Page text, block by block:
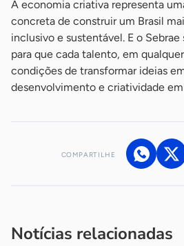
A economia criativa representa
concreta de construir um Brasil
inclusivo e sustentável. E o
para que cada talento, em
condições de transformar ideias
desenvolvimento e criatividade
COMPARTILHE
Notícias relacionadas